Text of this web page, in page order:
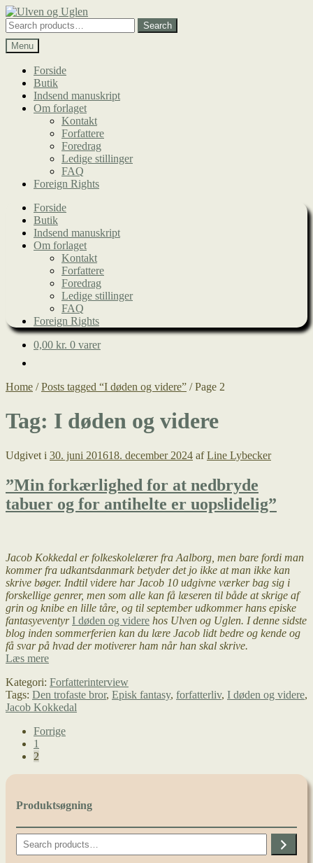
Spring
til
navigation
Spring
til
indhold
Search
for:
Search
Menu
Forside
Butik
Indsend manuskript
Om forlaget
Kontakt
Forfattere
Foredrag
Ledige stillinger
FAQ
Foreign Rights
Forside
Butik
Indsend manuskript
Om forlaget
Kontakt
Forfattere
Foredrag
Ledige stillinger
FAQ
Foreign Rights
0,00 kr. 0 varer
Home /Posts tagged “I døden og videre” /Page 2
Tag: I døden og videre
Udgivet i 30. juni 201618. december 2024 afLine Lybecker
”Min forkærlighed for at nedbryde
tabuer og for antihelte er uopslidelig”
Jacob Kokkedal er folkeskolelærer fra Aalborg, men bare fordi man
kommer fra udkantsdanmark betyder det jo ikke at man ikke kan
skrive bøger. Indtil videre har Jacob 10 udgivne værker bag sig i
forskellige genrer, men som alle kan få læseren til både at skrige af
grin og knibe en lille tåre, og til september udkommer hans episke
fantasyeventyrI døden og videre hos Ulven og Uglen. I denne sidste
blog inden sommerferien kan du lære Jacob lidt bedre og kende og
få svar på hvad der motiverer ham når han skal skrive.
Læs mere”Min
for
at
nedbryde
og
Kategori: Forfatterinterview
Tags: Den trofaste bror, Episk fantasy, forfatterliv, I døden og videre,
Jacob Kokkedal
Indlægsinddeling
Forrige
1
2
Produktsøgning
Search